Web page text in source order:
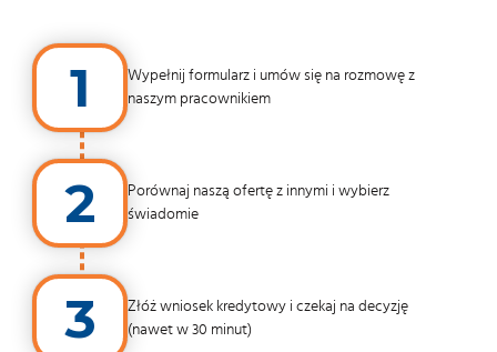
1
Wypełnij formularz i umów się na rozmowę z
naszym pracownikiem
2
Porównaj naszą ofertę z innymi i wybierz
świadomie
3
Złóż wniosek kredytowy i czekaj na decyzję
(nawet w 30 minut)